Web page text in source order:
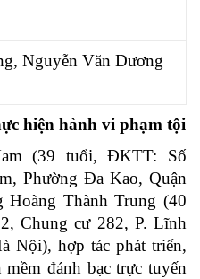
Nguyễn Văn Dương
hiện hành vi phạm tội
(39 tuổi, ĐKTT: Số
Phường Đa Kao, Quận
Thành Trung (40
Chung cư 282, P. Lĩnh
Nội), hợp tác phát triển,
đánh bạc trực tuyến